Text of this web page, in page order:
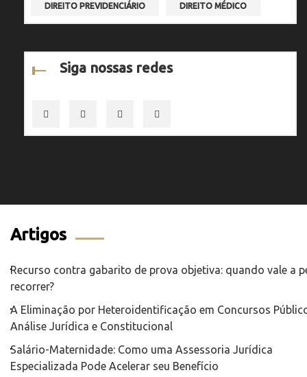
DIREITO PREVIDENCIÁRIO DIREITO MÉDICO
Siga nossas redes
Artigos
Recurso contra gabarito de prova objetiva: quando vale a
recorrer?
A Eliminação por Heteroidentificação em Concursos
Análise Jurídica e Constitucional
Salário-Maternidade: Como uma Assessoria Jurídica
Especializada Pode Acelerar seu Benefício